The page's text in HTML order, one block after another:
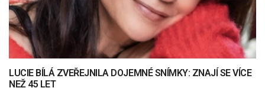
LUCIE BÍLÁ ZVEŘEJNILA DOJEMNÉ SNÍMKY: ZNAJÍ SE VÍCE
NEŽ 45 LET